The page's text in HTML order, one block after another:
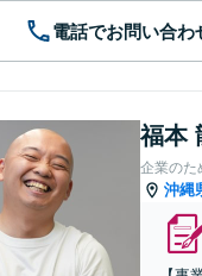
電話でお問い合わ
福本
企業のた
沖縄